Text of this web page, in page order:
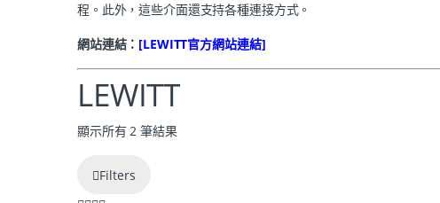
程。此外，這些介面還支持各種連接方式。
網站連結： [LEWITT官方網站連結]
LEWITT
顯示所有 2 筆結果
Filters